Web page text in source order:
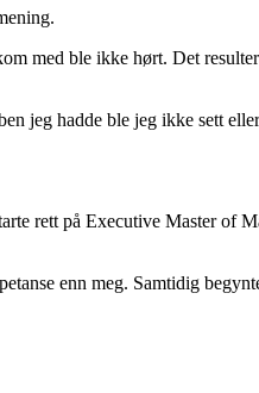
med ble ikke hørt. Det
jeg hadde ble jeg ikke sett
rett på Executive Master of
enn meg. Samtidig